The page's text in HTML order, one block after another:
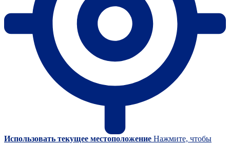
Использовать текущее местоположение Нажмите, чтобы